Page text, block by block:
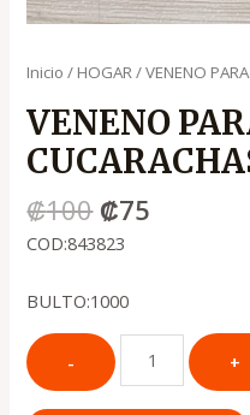
Inicio / HOGAR/ VENENO
VENENO
₡100 ₡75
COD:843823
BULTO:1000